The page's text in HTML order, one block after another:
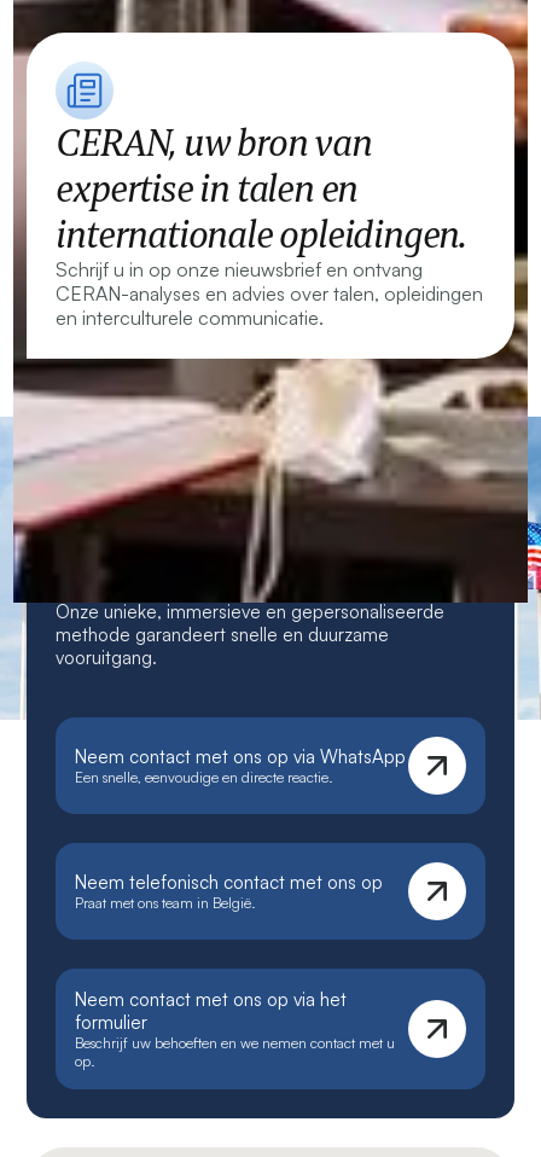
CERAN, uw bron van
expertise in talen en
internationale opleidingen.
Schrijf u in op onze nieuwsbrief en ontvang
CERAN-analyses en advies over talen, opleidingen
en interculturele communicatie.
CERAN — Talencentra en
immersieve cursussen
Onze unieke, immersieve en gepersonaliseerde
methode garandeert snelle en duurzame
vooruitgang.
Neem contact met ons op via WhatsApp
Een snelle, eenvoudige en directe reactie.
Neem telefonisch contact met ons op
Praat met ons team in België.
Neem contact met ons op via het
formulier
Beschrijf uw behoeften en we nemen contact met u
op.